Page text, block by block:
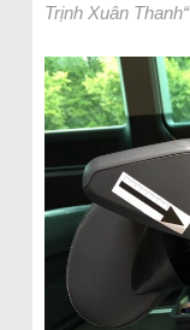
Trịnh Xuân Thanh“